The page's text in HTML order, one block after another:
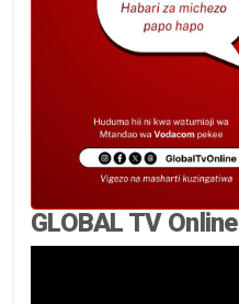
GLOBAL TV Online